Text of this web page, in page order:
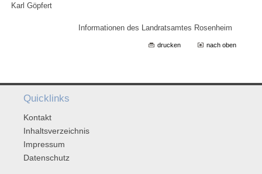
Karl Göpfert
Informationen des Landratsamtes Rosenheim
drucken nach oben
Quicklinks
Kontakt
Inhaltsverzeichnis
Impressum
Datenschutz